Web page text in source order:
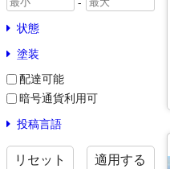
状態
塗装
配達可能
暗号通貨利用可
投稿言語
リセット 適用する